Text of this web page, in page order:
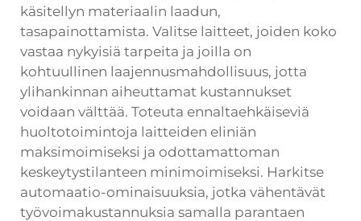
käsitellyn materiaalin laadun,
tasapainottamista. Valitse laitteet, joiden koko
vastaa nykyisiä tarpeita ja joilla on
kohtuullinen laajennusmahdollisuus, jotta
ylihankinnan aiheuttamat kustannukset
voidaan välttää. Toteuta ennaltaehkäiseviä
huoltotoimintoja laitteiden eliniän
maksimoimiseksi ja odottamattoman
keskeytystilanteen minimoimiseksi. Harkitse
automaatio-ominaisuuksia, jotka vähentävät
työvoimakustannuksia samalla parantaen